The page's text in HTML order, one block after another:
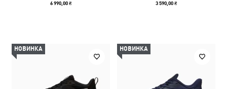
6 990,00 ₴ 3 590,00 ₴
НОВИНКА НОВИНКА